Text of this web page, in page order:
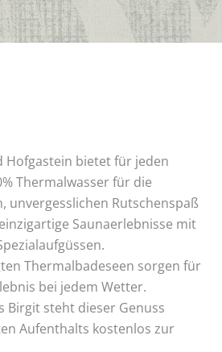
Hofgastein bietet für jeden
Thermalwasser für die
unvergesslichen Rutschenspaß
Saunaerlebnisse mit
Thermalbadeseen sorgen für
bei jedem Wetter.
Birgit steht dieser Genuss
Aufenthalts kostenlos zur